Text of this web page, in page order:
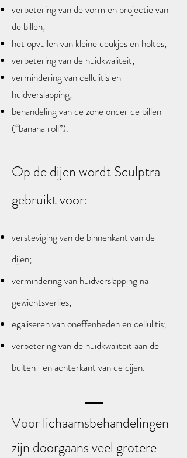
verbetering van de vorm en projectie van
de billen;
het opvullen van kleine deukjes en holtes;
verbetering van de huidkwaliteit;
vermindering van cellulitis en
huidverslapping;
behandeling van de zone onder de billen
(“banana roll”).
Op de dijen wordt Sculptra
gebruikt voor:
versteviging van de binnenkant van de
dijen;
vermindering van huidverslapping na
gewichtsverlies;
egaliseren van oneffenheden en cellulitis;
verbetering van de huidkwaliteit aan de
buiten- en achterkant van de dijen.
Voor lichaamsbehandelingen
zijn doorgaans veel grotere